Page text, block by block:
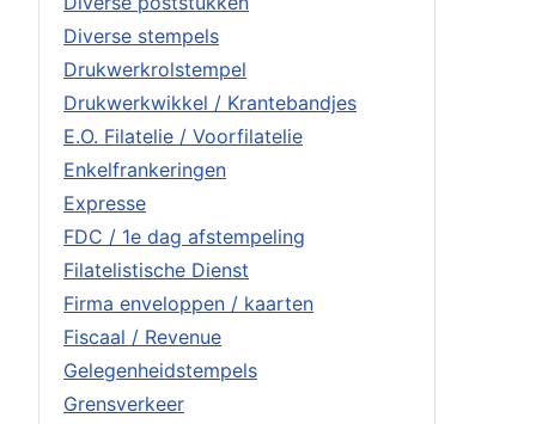
Diverse stempels
Drukwerkrolstempel
Drukwerkwikkel / Krantebandjes
E.O. Filatelie / Voorfilatelie
Enkelfrankeringen
Expresse
FDC / 1e dag afstempeling
Filatelistische Dienst
Firma enveloppen / kaarten
Fiscaal / Revenue
Gelegenheidstempels
Grensverkeer